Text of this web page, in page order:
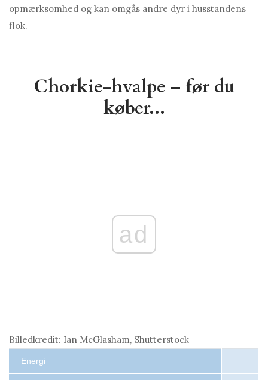
opmærksomhed og kan omgås andre dyr i husstandens
flok.
Chorkie-hvalpe – før du
køber...
ad
Billedkredit: Ian McGlasham, Shutterstock
Energi